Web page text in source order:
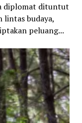
diplomat dituntut
lintas budaya,
peluang...